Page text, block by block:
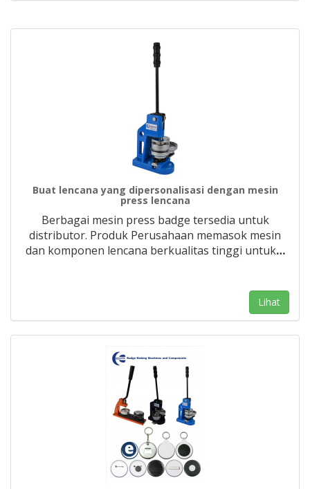
Buat lencana yang dipersonalisasi dengan mesin
press lencana
Berbagai mesin press badge tersedia untuk
distributor. Produk Perusahaan memasok mesin
dan komponen lencana berkualitas tinggi untuk…
Lihat